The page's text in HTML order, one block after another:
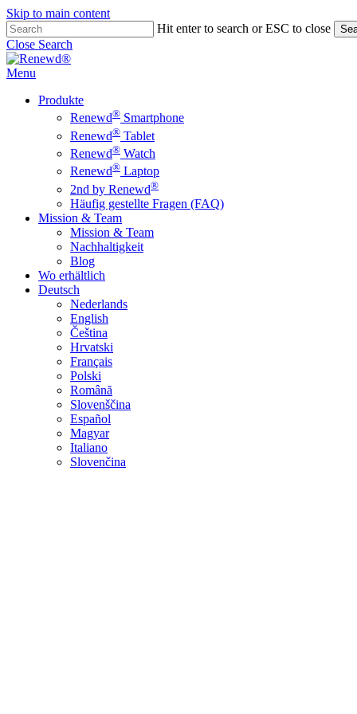
Skip to main content
Hit enter to search or ESC to close
Close Search
Menu
Produkte
Renewd® Smartphone
Renewd® Tablet
Renewd® Watch
Renewd® Laptop
2nd by Renewd®
Häufig gestellte Fragen (FAQ)
Mission & Team
Mission & Team
Nachhaltigkeit
Blog
Wo erhältlich
Deutsch
Nederlands
English
Čeština
Hrvatski
Français
Polski
Română
Slovenščina
Español
Magyar
Italiano
Slovenčina